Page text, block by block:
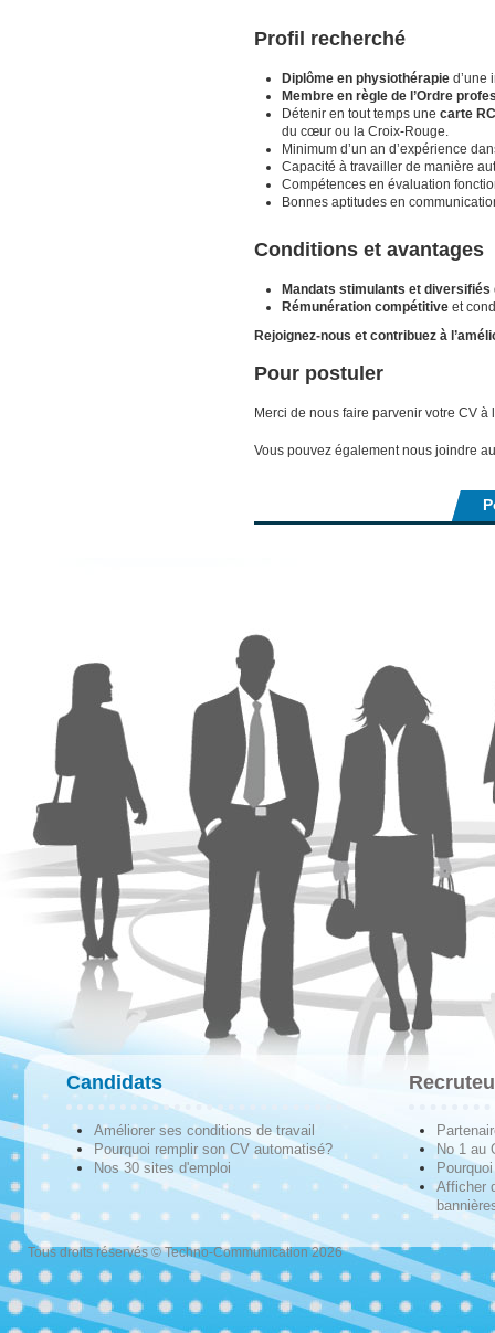
Profil recherché
Diplôme en physiothérapie d’une
Membre en règle de l’Ordre
Détenir en tout temps une carte
du cœur ou la Croix-Rouge.
Minimum d’un an d’expérience
Capacité à travailler de manière
Compétences en évaluation
Bonnes aptitudes en
Conditions et avantages
Mandats stimulants et diversifiés
Rémunération compétitive et
Rejoignez-nous et contribuez à
Pour postuler
Merci de nous faire parvenir votre CV
Vous pouvez également nous joindre
Candidats
Améliorer ses conditions de travail
Pourquoi remplir son CV automatisé?
Nos 30 sites d'emploi
No 1 au
Afficher
Tous droits réservés © Techno-Communication 2026